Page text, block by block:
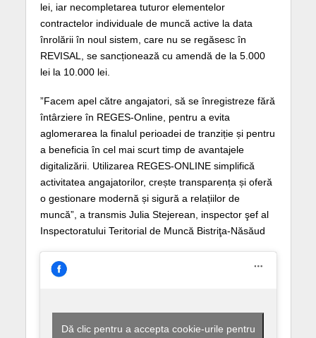
lei, iar necompletarea tuturor elementelor
contractelor individuale de muncă active la data
înrolării în noul sistem, care nu se regăsesc în
REVISAL, se sancționează cu amendă de la 5.000
lei la 10.000 lei.
”Facem apel către angajatori, să se înregistreze fără
întârziere în REGES-Online, pentru a evita
aglomerarea la finalul perioadei de tranziție și pentru
a beneficia în cel mai scurt timp de avantajele
digitalizării. Utilizarea REGES-ONLINE simplifică
activitatea angajatorilor, crește transparența și oferă
o gestionare modernă și sigură a relațiilor de
muncă”, a transmis Julia Stejerean, inspector şef al
Inspectoratului Teritorial de Muncă Bistriţa-Năsăud
Dă clic pentru a accepta cookie-urile pentru